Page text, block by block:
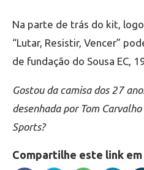
Na parte de trás do kit,
“Lutar, Resistir, Vencer”
de fundação do Sousa EC,
Gostou da camisa dos 27
desenhada por Tom
Sports?
Compartilhe este link